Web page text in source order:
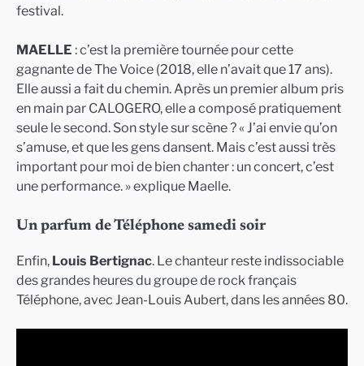
festival.
MAELLE : c’est la première tournée pour cette
gagnante de The Voice (2018, elle n’avait que 17 ans).
Elle aussi a fait du chemin. Après un premier album pris
en main par CALOGERO, elle a composé pratiquement
seule le second. Son style sur scène ? « J’ai envie qu’on
s’amuse, et que les gens dansent. Mais c’est aussi très
important pour moi de bien chanter : un concert, c’est
une performance. » explique Maelle.
Un parfum de Téléphone samedi soir
Enfin, Louis Bertignac. Le chanteur reste indissociable
des grandes heures du groupe de rock français
Téléphone, avec Jean-Louis Aubert, dans les années 80.